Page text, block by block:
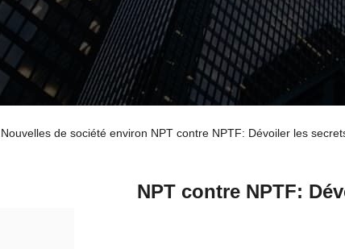
Nouvelles de société environ NPT contre NPTF: Dévoiler les
NPT contre NPTF: